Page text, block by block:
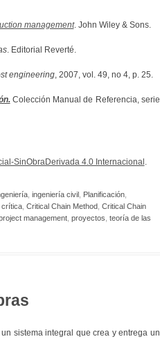
management. John Wiley & Sons.
. Editorial Reverté.
engineering, 2007, vol. 49, no 4, p. 25.
Colección Manual de Referencia, serie
SinObraDerivada 4.0 Internacional .
, ingeniería civil Planificación,
crítica, Critical Chain Method Critical Chain
management, proyectos teoría de las
un sistema integral que crea y entrega un